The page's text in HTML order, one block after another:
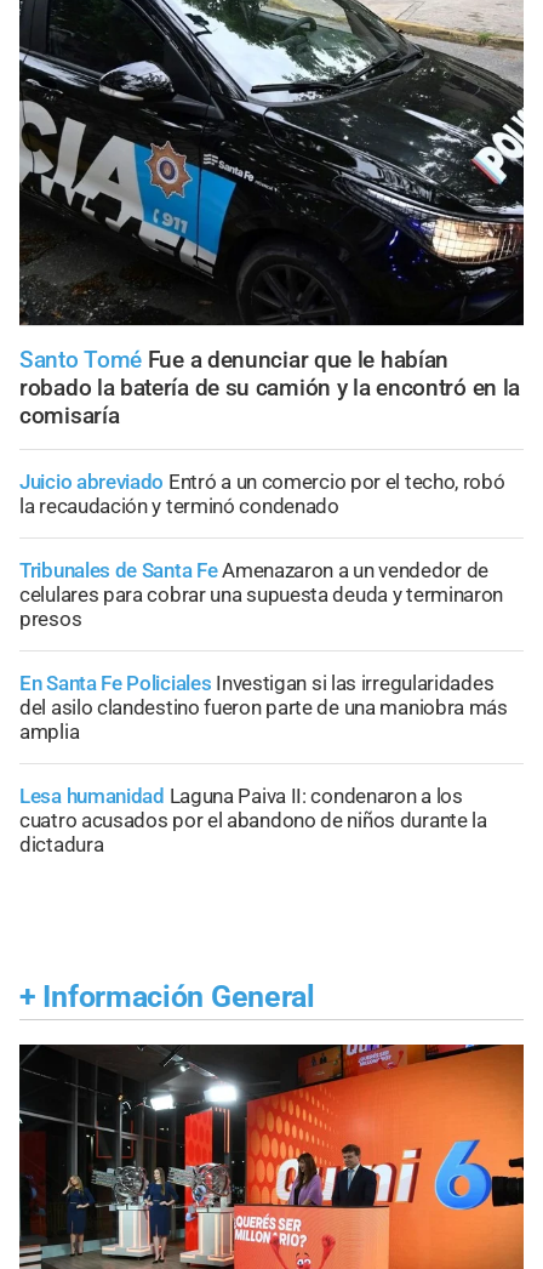
Santo Tomé Fue a denunciar que le habían
robado la batería de su camión y la encontró en la
comisaría
Juicio abreviado Entró a un comercio por el techo, robó
la recaudación y terminó condenado
Tribunales de Santa FeAmenazaron a un vendedor de
celulares para cobrar una supuesta deuda y terminaron
presos
En Santa Fe Policiales Investigan si las irregularidades
del asilo clandestino fueron parte de una maniobra más
amplia
Lesa humanidad Laguna Paiva II: condenaron a los
cuatro acusados por el abandono de niños durante la
dictadura
+ Información General